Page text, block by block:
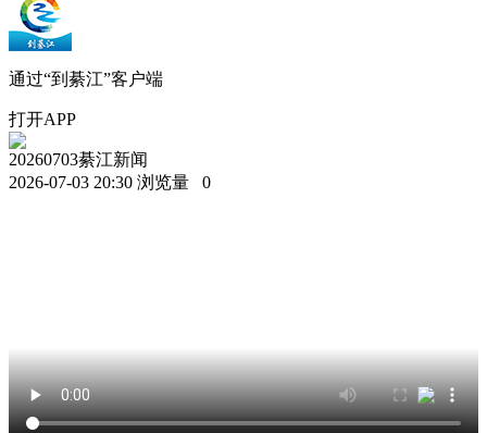
通过“到綦江”客户端
打开APP
20260703綦江新闻
2026-07-03 20:30 浏览量 0